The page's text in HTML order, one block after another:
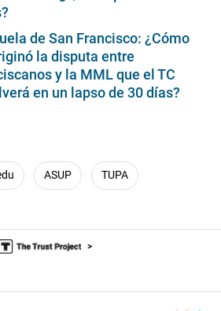
de San Francisco: ¿Cómo
la disputa entre
y la MML que el TC
en un lapso de 30 días?
ASUP TUPA